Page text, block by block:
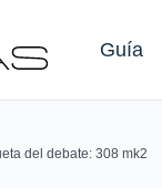
Guía
del debate: 308 mk2